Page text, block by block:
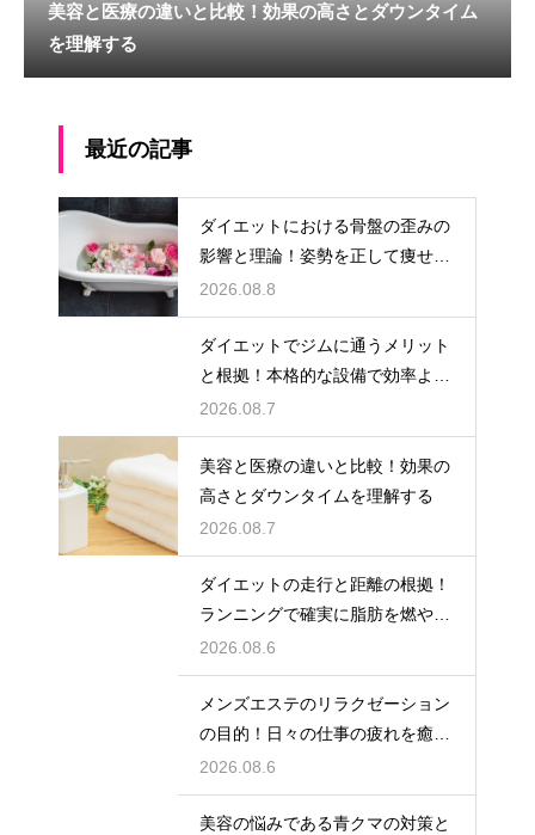
美容と医療の違いと比較！効果の高さとダウンタイム
を理解する
最近の記事
ダイエットにおける骨盤の歪みの
影響と理論！姿勢を正して痩せ体
質へ
2026.08.8
ダイエットでジムに通うメリット
と根拠！本格的な設備で効率よく
鍛える
2026.08.7
美容と医療の違いと比較！効果の
高さとダウンタイムを理解する
2026.08.7
ダイエットの走行と距離の根拠！
ランニングで確実に脂肪を燃やす
目安
2026.08.6
メンズエステのリラクゼーション
の目的！日々の仕事の疲れを癒や
す極上のプライベート空間
2026.08.6
美容の悩みである青クマの対策と